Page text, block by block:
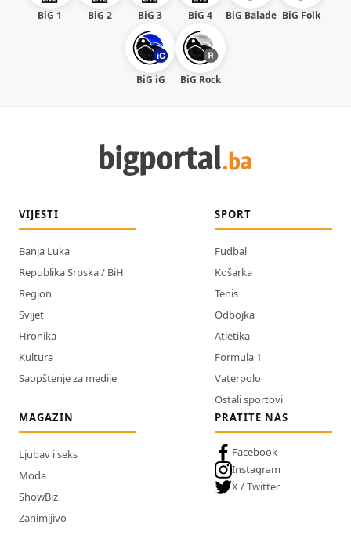
BiG 1 BiG 2 BiG 3 BiG 4 BiG Balade BiG Folk
BiG iG BiG Rock
VIJESTI
Banja Luka
Republika Srpska / BiH
Region
Svijet
Hronika
Kultura
Saopštenje za medije
SPORT
Fudbal
Košarka
Tenis
Odbojka
Atletika
Formula 1
Vaterpolo
Ostali sportovi
MAGAZIN
Ljubav i seks
Moda
ShowBiz
Zanimljivo
PRATITE NAS
Facebook
Instagram
X / Twitter